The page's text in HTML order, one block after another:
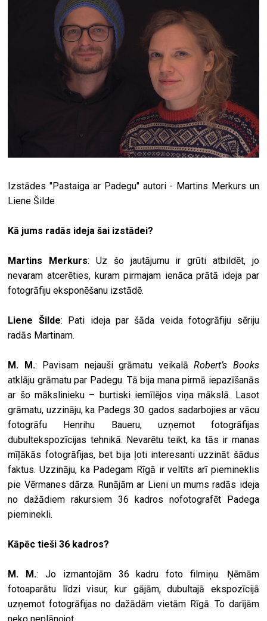
Izstādes "Pastaiga ar Padegu" autori - Martins Merkurs un
Liene Šilde
Kā jums radās ideja šai izstādei?
Martins Merkurs: Uz šo jautājumu ir grūti atbildēt, jo
nevaram atcerēties, kuram pirmajam ienāca prātā ideja par
fotogrāfiju eksponēšanu izstādē.
Liene Šilde: Pati ideja par šāda veida fotogrāfiju sēriju
radās Martinam.
M. M.: Pavisam nejauši grāmatu veikalāRobert’s Books
atklāju grāmatu par Padegu. Tā bija mana pirmā iepazīšanās
ar šo mākslinieku – burtiski iemīlējos viņa mākslā. Lasot
grāmatu, uzzināju, ka Padegs 30. gados sadarbojies ar vācu
fotogrāfu Henrihu Baueru, uzņemot fotogrāfijas
dubultekspozīcijas tehnikā. Nevarētu teikt, ka tās ir manas
mīļākās fotogrāfijas, bet bija ļoti interesanti uzzināt šādus
faktus. Uzzināju, ka Padegam Rīgā ir veltīts arī piemineklis
pie Vērmanes dārza. Runājām ar Lieni un mums radās ideja
no dažādiem rakursiem 36 kadros nofotografēt Padega
pieminekli.
Kāpēc tieši 36 kadros?
M. M.: Jo izmantojām 36 kadru foto filmiņu. Ņēmām
fotoaparātu līdzi visur, kur gājām, dubultajā ekspozīcijā
uzņemot fotogrāfijas no dažādām vietām Rīgā. To darījām
neko neplānojot.